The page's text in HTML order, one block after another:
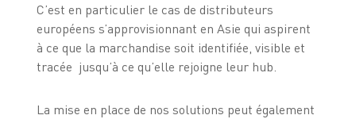
C’est en particulier le cas de distributeurs
européens s’approvisionnant en Asie qui aspirent
à ce que la marchandise soit identifiée, visible et
tracée jusqu’à ce qu’elle rejoigne leur hub.
La mise en place de nos solutions peut également